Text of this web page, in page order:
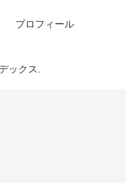
プロフィール
ックス.